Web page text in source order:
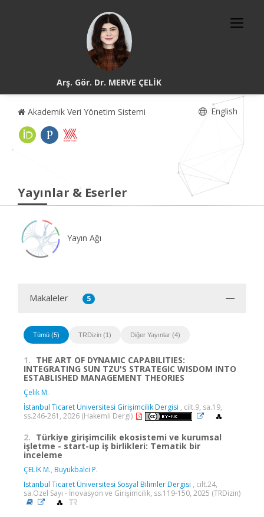
Arş. Gör. Dr. MERVE ÇELİK
Akademik Veri Yönetim Sistemi English
Yayınlar & Eserler
Yayın Ağı
Makaleler 5
Tümü (5) TRDizin (1) Diğer Yayınlar (4)
1. THE ART OF DYNAMIC CAPABILITIES:
INTEGRATING SUN TZU'S STRATEGIC WISDOM INTO
ESTABLISHED MANAGEMENT THEORIES
Çelik M.
İstanbul Ticaret Üniversitesi Girişimcilik Dergisi , cilt.9, sa.19,
ss.246-261, 2026 (Hakemli Dergi)
2. Türkiye girişimcilik ekosistemi ve kurumsal
işletme - start-up iş birlikleri: Tematik bir
inceleme
ÇELİK M., Buyukbalci P.
Istanbul Ticaret Üniversitesi Sosyal Bilimler Dergisi , cilt.24,
sa.Özel Sayı - İnovasyon ve Girişimcilik, ss.119-150, 2025 (TRDizin)